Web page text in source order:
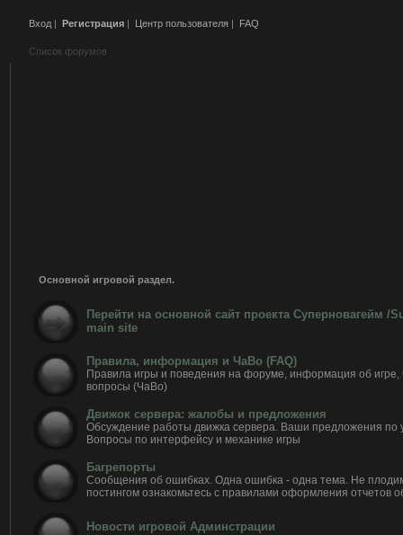
Вход | Регистрация | Центр пользователя | FAQ
Список форумов
Основной игровой раздел.
Перейти на основной сайт проекта Суперновагейм /
main site
Правила, информация и ЧаВо (FAQ)
Правила игры и поведения на форуме, информация об игре,
вопросы (ЧаВо)
Движок сервера: жалобы и предложения
Обсуждение работы движка сервера. Ваши предложения по
Вопросы по интерфейсу и механике игры
Багрепорты
Сообщения об ошибках. Одна ошибка - одна тема. Не
постингом ознакомьтесь с правилами оформления отчетов
Новости игровой Админстрации